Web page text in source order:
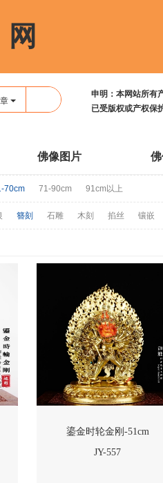
申明：本网站所有
已受版权或产权保
佛像图片
70cm 71-90cm 91cm以上
簪刻 石雕 木刻 掐丝 镶嵌
鎏金时轮金刚-51cm
JY-557